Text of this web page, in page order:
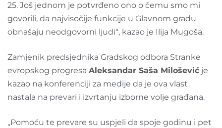
25. Još jednom je potvrđeno ono o čemu smo mi
govorili, da najvisočije funkcije u Glavnom gradu
obnašaju neodgovorni ljudi“, kazao je Ilija Mugoša.
Zamjenik predsjednika Gradskog odbora Stranke
evropskog progresa Aleksandar Saša Milošević je
kazao na konferenciji za medije da je ova vlast
nastala na prevari i izvrtanju izborne volje građana.
„Pomoću te prevare su uspjeli da spoje godinu i pet